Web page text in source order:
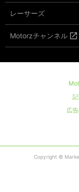
レーサーズ
Motorzチャンネル
広
Copyright ©